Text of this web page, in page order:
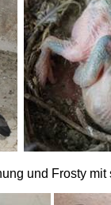
und Frosty